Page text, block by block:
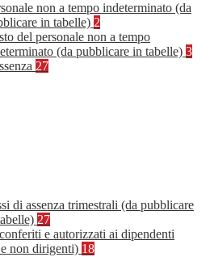
non a tempo indeterminato (da
in tabelle) 2
del personale non a tempo
(da pubblicare in tabelle) 3
27
di assenza trimestrali (da pubblicare
27
e autorizzati ai dipendenti
non dirigenti) 18